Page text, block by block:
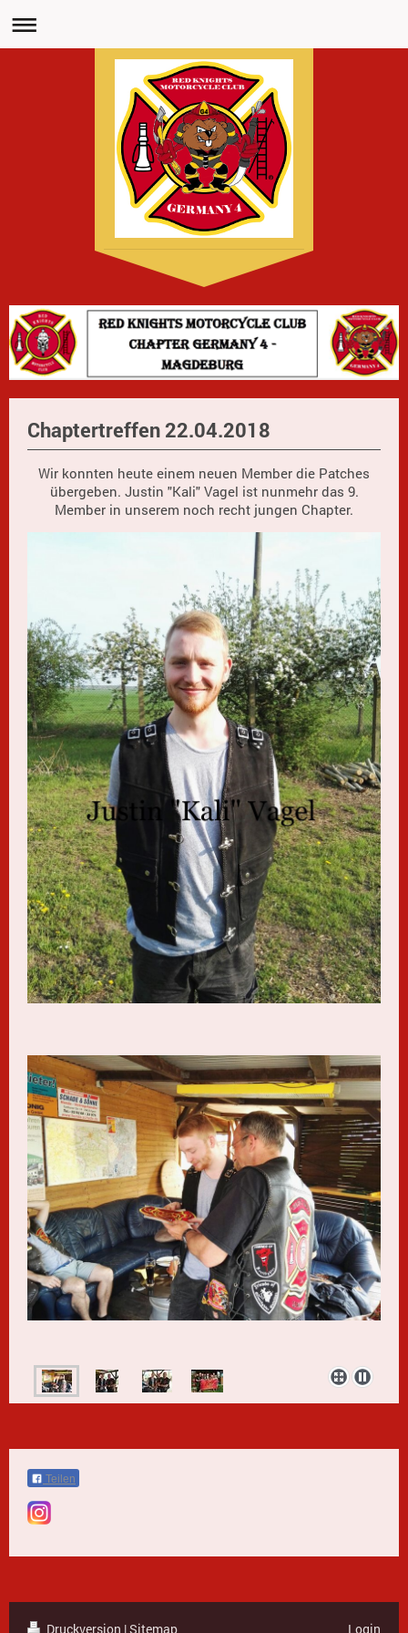
Chaptertreffen 22.04.2018
Wir konnten heute einem neuen Member die Patches
übergeben. Justin "Kali" Vagel ist nunmehr das 9.
Member in unserem noch recht jungen Chapter.
Teilen
Druckversion |Sitemap Login